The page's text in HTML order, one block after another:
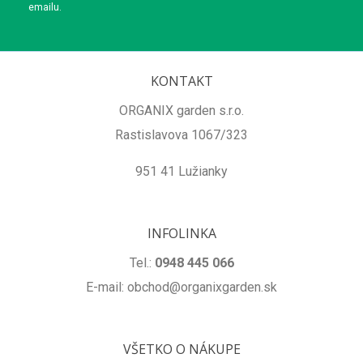
emailu.
KONTAKT
ORGANIX garden s.r.o.
Rastislavova 1067/323
951 41 Lužianky
INFOLINKA
Tel.: 0948 445 066
E-mail: obchod@organixgarden.sk
VŠETKO O NÁKUPE